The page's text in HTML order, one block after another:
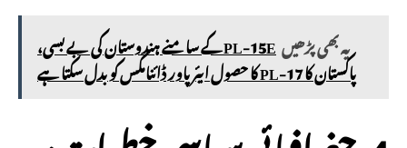
یہ بھی پڑھیں PL-15E کے سامنے ہندوستان کی بے بسی،
پاکستان کا PL-17 کا حصول ایئر پاور ڈائنامکس کو بدل سکتا ہے